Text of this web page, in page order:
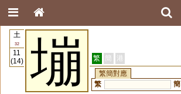
土
32
11
(14)
塴 繁 簡 港
繁簡對應
繁
簡